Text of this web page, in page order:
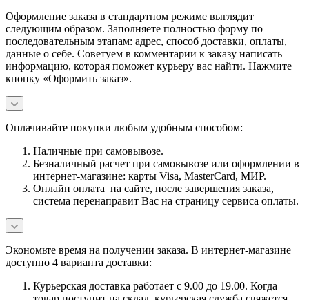
Оформление заказа в стандартном режиме выглядит
следующим образом. Заполняете полностью форму по
последовательным этапам: адрес, способ доставки, оплаты,
данные о себе. Советуем в комментарии к заказу написать
информацию, которая поможет курьеру вас найти. Нажмите
кнопку «Оформить заказ».
Оплачивайте покупки любым удобным способом:
Наличные при самовывозе.
Безналичный расчет при самовывозе или оформлении в
интернет-магазине: карты Visa, MasterCard, МИР.
Онлайн оплата на сайте, после завершения заказа,
система перенаправит Вас на страницу сервиса оплаты.
Экономьте время на получении заказа. В интернет-магазине
доступно 4 варианта доставки:
Курьерская доставка работает с 9.00 до 19.00. Когда